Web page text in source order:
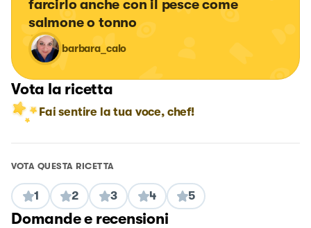
farcirlo anche con il pesce come
salmone o tonno
barbara_calo
Vota la ricetta
Fai sentire la tua voce, chef!
VOTA QUESTA RICETTA
1 2 3 4 5
Domande e recensioni